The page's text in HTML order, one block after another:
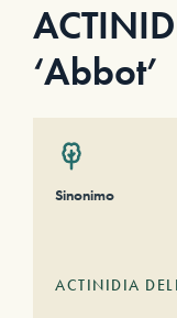
‘Abbot’
Sinonimo
ACTINIDIA